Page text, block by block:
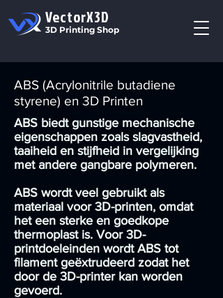
VectorX3D
3D Printing Shop
ABS (Acrylonitrile butadiene
styrene) en 3D Printen
ABS biedt gunstige mechanische
eigenschappen zoals slagvastheid,
taaiheid en stijfheid in vergelijking
met andere gangbare polymeren.
ABS wordt veel gebruikt als
materiaal voor 3D-printen, omdat
het een sterke en goedkope
thermoplast is. Voor 3D-
printdoeleinden wordt ABS tot
filament geëxtrudeerd zodat het
door de 3D-printer kan worden
gevoerd.